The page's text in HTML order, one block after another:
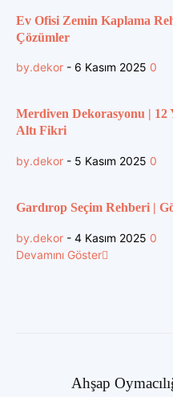
Ev Ofisi Zemin Kaplama
Çözümler
by.dekor - 6 Kasım 2025 0
Merdiven Dekorasyonu | 12
Altı Fikri
by.dekor - 5 Kasım 2025 0
Gardırop Seçim Rehberi |
by.dekor - 4 Kasım 2025 0
Devamını Göster
Ahşap